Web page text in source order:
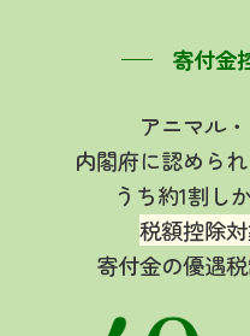
寄付金
アニマル
内閣府に認めら
うち約1割し
税額控除
寄付金の優遇